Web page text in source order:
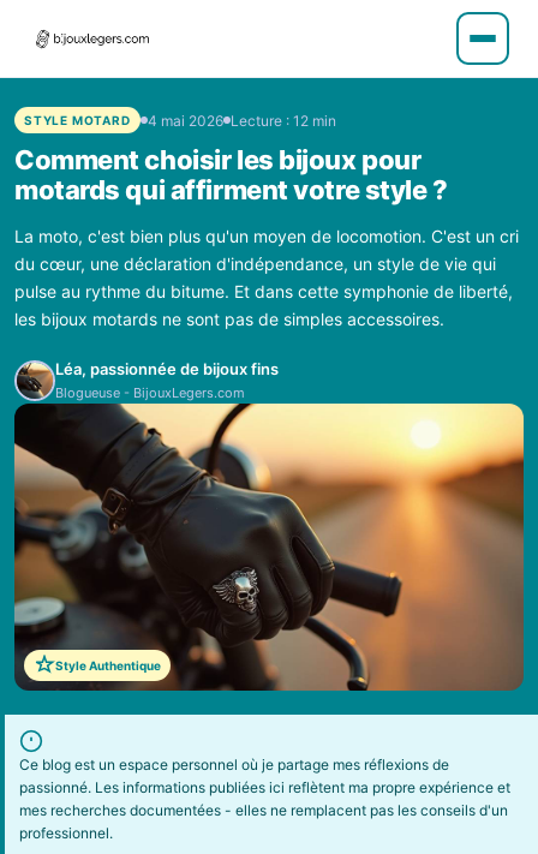
STYLE MOTARD 4 mai 2026 Lecture : 12 min
Comment choisir les bijoux pour
motards qui affirment votre style ?
La moto, c'est bien plus qu'un moyen de locomotion. C'est un cri
du cœur, une déclaration d'indépendance, un style de vie qui
pulse au rythme du bitume. Et dans cette symphonie de liberté,
les bijoux motards ne sont pas de simples accessoires.
Léa, passionnée de bijoux fins
Blogueuse - BijouxLegers.com
Style Authentique
Ce blog est un espace personnel où je partage mes réflexions de
passionné. Les informations publiées ici reflètent ma propre expérience et
mes recherches documentées - elles ne remplacent pas les conseils d'un
professionnel.